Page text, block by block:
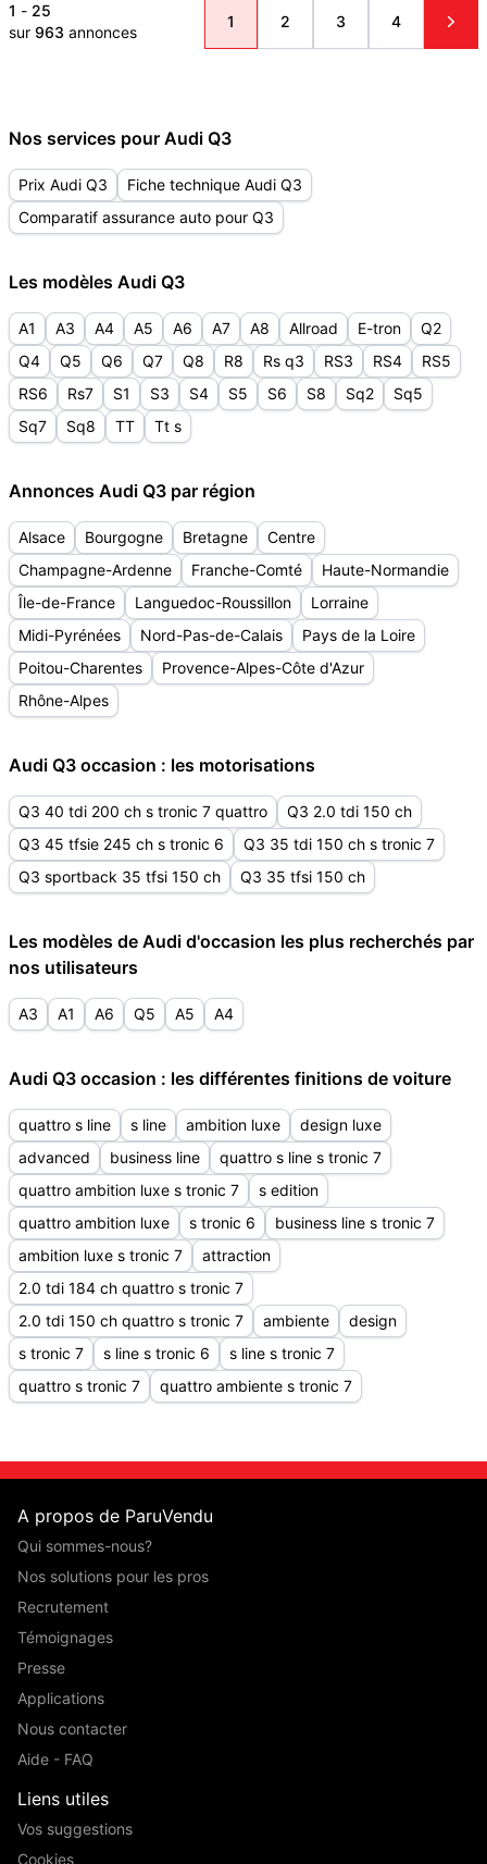
1 - 25
sur 963 annonces
1 2 3 4
Nos services pour Audi Q3
Prix Audi Q3
Fiche technique Audi Q3
Comparatif assurance auto pour Q3
Les modèles Audi Q3
A1 A3 A4 A5 A6 A7 A8 Allroad E-tron
Q2
Q4
Q5 Q6 Q7 Q8 R8 Rs q3 RS3 RS4
RS5
RS6
Rs7 S1 S3 S4 S5 S6 S8 Sq2
Sq5
Sq7
Sq8 TT Tt s
Annonces Audi Q3 par région
Alsace Bourgogne Bretagne
Centre
Champagne-Ardenne
Franche-Comté
Haute-Normandie
Île-de-France
Languedoc-Roussillon
Lorraine
Midi-Pyrénées
Nord-Pas-de-Calais
Pays de la Loire
Poitou-Charentes
Provence-Alpes-Côte d'Azur
Rhône-Alpes
Audi Q3 occasion : les motorisations
Q3 40 tdi 200 ch s tronic 7 quattro
Q3 2.0 tdi 150 ch
Q3 45 tfsie 245 ch s tronic 6
Q3 35 tdi 150 ch s tronic 7
Q3 sportback 35 tfsi 150 ch
Q3 35 tfsi 150 ch
Les modèles de Audi d'occasion les plus recherchés par
nos utilisateurs
A3 A1 A6 Q5 A5 A4
Audi Q3 occasion : les différentes finitions de voiture
quattro s line s line ambition luxe
design luxe
advanced
business line
quattro s line s tronic 7
quattro ambition luxe s tronic 7
s edition
quattro ambition luxe
s tronic 6
business line s tronic 7
ambition luxe s tronic 7
attraction
2.0 tdi 184 ch quattro s tronic 7
2.0 tdi 150 ch quattro s tronic 7
ambiente
design
s tronic 7
s line s tronic 6
s line s tronic 7
quattro s tronic 7
quattro ambiente s tronic 7
A propos de ParuVendu
Qui sommes-nous?
Nos solutions pour les pros
Recrutement
Témoignages
Presse
Applications
Nous contacter
Aide - FAQ
Liens utiles
Vos suggestions
Cookies